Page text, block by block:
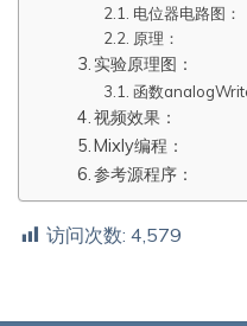
电位器电路图：
原理：
实验原理图：
函数
视频效果：
Mixly编程：
参考源程序：
访问次数: 4,579